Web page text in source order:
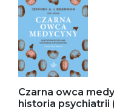
Czarna owca
historia psychiatrii